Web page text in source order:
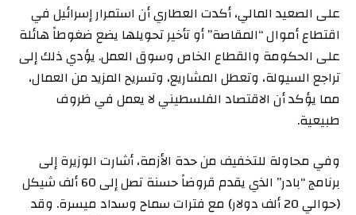
على الصعيد المالي، أكدت العطاري أن استمرار إسرائيل في
اقتطاع أموال “المقاصة” أو تأخير تحويلها يضع ضغوطاً هائلة
على الحكومة والقطاع الخاص وسوق العمل. يؤدي ذلك إلى
تراجع السيولة، وتعطل المشاريع، وتسريح المزيد من العمال،
مما يؤكد أن الاقتصاد الفلسطيني لا يعمل في ظروف
طبيعية.
وفي محاولة للتخفيف من حدة الأزمة، أشارت الوزيرة إلى
برنامج “بادر” الذي يقدم قروضاً حسنة تصل إلى 60 ألف شيكل
(حوالي 20 ألف دولار) مع فترات سماح وسداد ميسرة. وقد